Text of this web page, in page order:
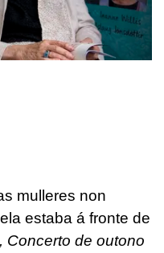
mulleres non
estaba á fronte de
Concerto de outono